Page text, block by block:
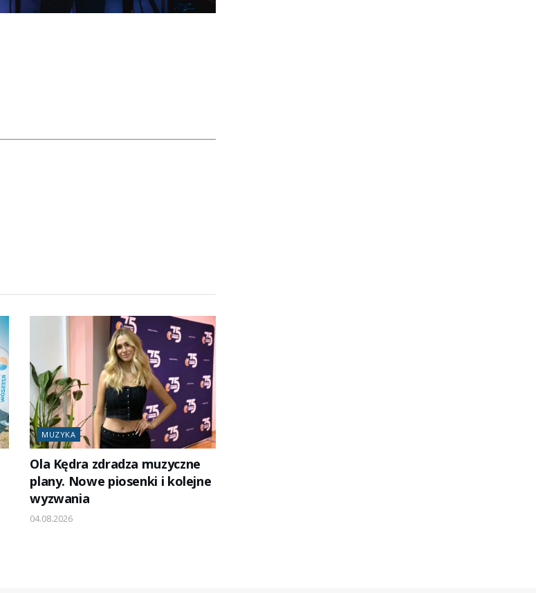
MUZYKA
Ola Kędra zdradza muzyczne
plany. Nowe piosenki i kolejne
wyzwania
04.08.2026